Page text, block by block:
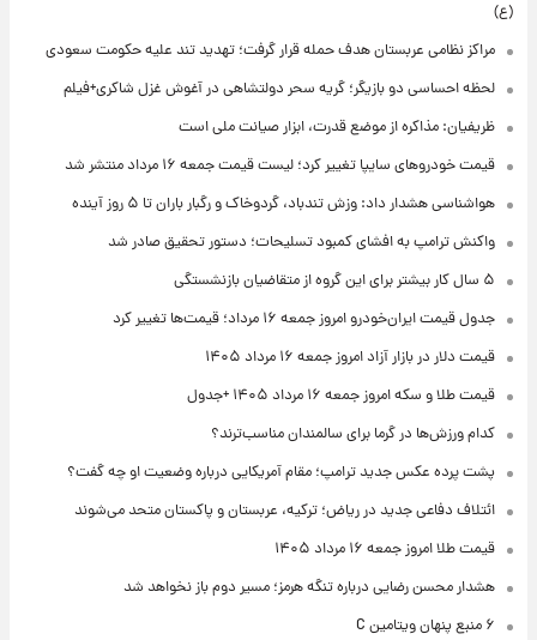
(ع)
مراکز نظامی عربستان هدف حمله قرار گرفت؛ تهدید تند علیه حکومت سعودی
لحظه احساسی دو بازیگر؛ گریه سحر دولتشاهی در آغوش غزل شاکری+فیلم
ظریفیان: مذاکره از موضع قدرت، ابزار صیانت ملی است
قیمت خودروهای سایپا تغییر کرد؛ لیست قیمت جمعه ۱۶ مرداد منتشر شد
هواشناسی هشدار داد: وزش تندباد، گردوخاک و رگبار باران تا ۵ روز آینده
واکنش ترامپ به افشای کمبود تسلیحات؛ دستور تحقیق صادر شد
۵ سال کار بیشتر برای این گروه از متقاضیان بازنشستگی
جدول قیمت ایران‌خودرو امروز جمعه ۱۶ مرداد؛ قیمت‌ها تغییر کرد
قیمت دلار در بازار آزاد امروز جمعه ۱۶ مرداد ۱۴۰۵
قیمت طلا و سکه امروز جمعه ۱۶ مرداد ۱۴۰۵ +جدول
کدام ورزش‌ها در گرما برای سالمندان مناسب‌ترند؟
پشت پرده عکس جدید ترامپ؛ مقام آمریکایی درباره وضعیت او چه گفت؟
ائتلاف دفاعی جدید در ریاض؛ ترکیه، عربستان و پاکستان متحد می‌شوند
قیمت طلا امروز جمعه ۱۶ مرداد ۱۴۰۵
هشدار محسن رضایی درباره تنگه هرمز؛ مسیر دوم باز نخواهد شد
۶ منبع پنهان ویتامین C